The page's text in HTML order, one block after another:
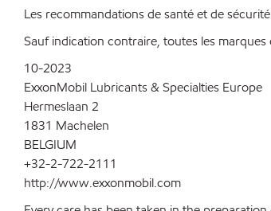
Les recommandations de santé et de
Sauf indication contraire, toutes les
10-2023
ExxonMobil Lubricants & Specialties Europe
Hermeslaan 2
1831 Machelen
BELGIUM
+32-2-722-2111
http://www.exxonmobil.com